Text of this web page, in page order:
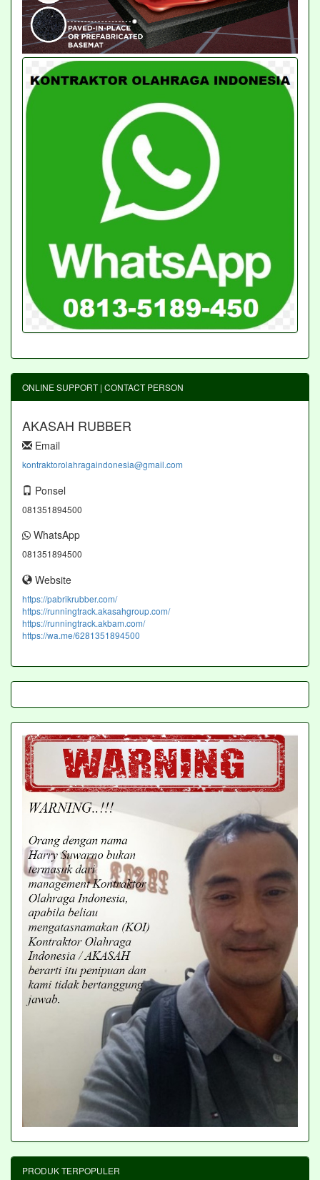
ONLINE SUPPORT | CONTACT PERSON
AKASAH RUBBER
Email
kontraktorolahragaindonesia@gmail.com
Ponsel
081351894500
WhatsApp
081351894500
Website
https://pabrikrubber.com/
https://runningtrack.akasahgroup.com/
https://runningtrack.akbam.com/
https://wa.me/6281351894500
PRODUK TERPOPULER